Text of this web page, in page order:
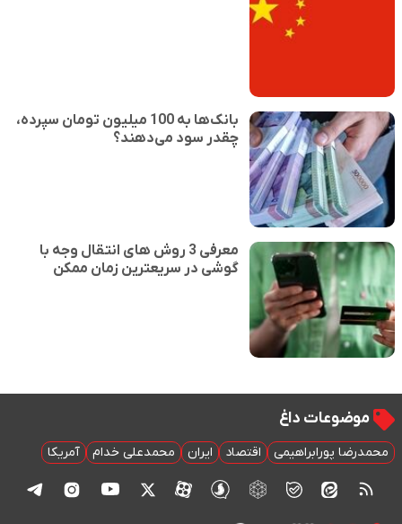
بانک‌ها به 100 میلیون تومان سپرده،
چقدر سود می‌دهند؟
معرفی 3 روش های انتقال وجه با
گوشی در سریعترین زمان ممکن
موضوعات داغ
محمدرضا پورابراهیمی اقتصاد ایران محمدعلی خدام آمریکا